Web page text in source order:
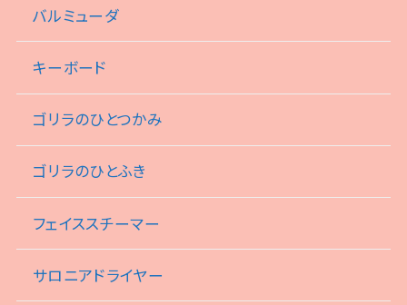
バルミューダ
キーボード
ゴリラのひとつかみ
ゴリラのひとふき
フェイススチーマー
サロニアドライヤー